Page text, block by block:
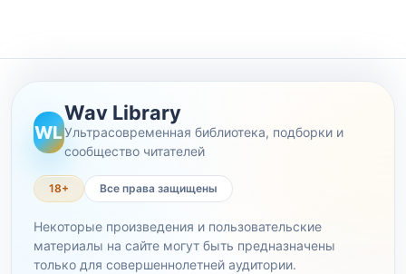
WL
Wav Library
Ультрасовременная библиотека, подборки и
сообщество читателей
18+ Все права защищены
Некоторые произведения и пользовательские
материалы на сайте могут быть предназначены
только для совершеннолетней аудитории.